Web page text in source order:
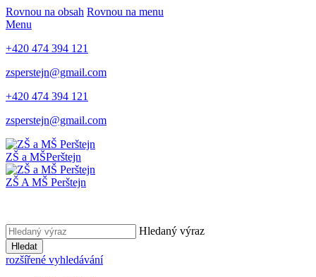
Rovnou na obsah Rovnou na menu
Menu
+420 474 394 121
zsperstejn@gmail.com
+420 474 394 121
zsperstejn@gmail.com
ZŠ a MŠPerštejn
ZŠ A MŠ Perštejn
Hledaný výraz
Hledat
rozšířené vyhledávání